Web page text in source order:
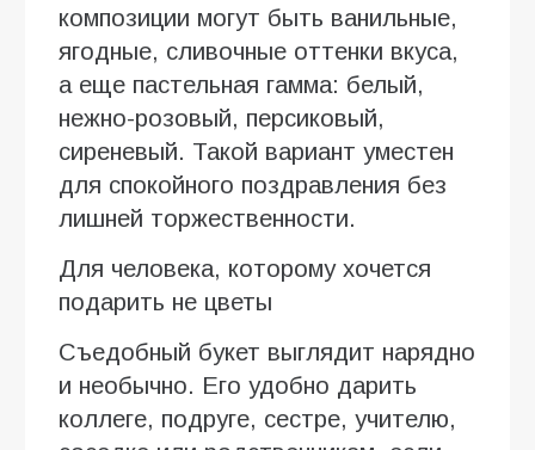
композиции могут быть ванильные,
ягодные, сливочные оттенки вкуса,
а еще пастельная гамма: белый,
нежно-розовый, персиковый,
сиреневый. Такой вариант уместен
для спокойного поздравления без
лишней торжественности.
Для человека, которому хочется
подарить не цветы
Съедобный букет выглядит нарядно
и необычно. Его удобно дарить
коллеге, подруге, сестре, учителю,